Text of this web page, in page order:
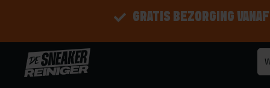
GRATIS BEZORGING